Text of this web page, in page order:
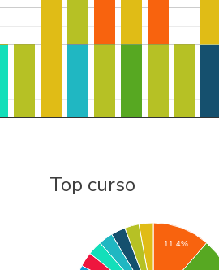
Top curso
11.4%